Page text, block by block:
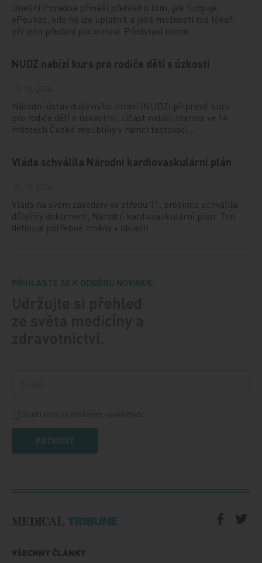
Dnešní Poradna přináší přehled o tom, jak funguje
ePoukaz, kde ho lze uplatnit a jaké možnosti má lékař
při jeho předání pacientovi. Představí mimo…
NUDZ nabízí kurs pro rodiče dětí s úzkostí
Národní ústav duševního zdraví (NUDZ) připravil kurs
pro rodiče dětí s úzkostmi. Účast nabízí zdarma ve 14
městech České republiky v rámci testovací…
Vláda schválila Národní kardiovaskulární plán
Vláda na svém zasedání ve středu 11. prosince schválila
důležitý dokument, Národní kardiovaskulární plán. Ten
definuje potřebné změny v oblasti…
PŘIHLASTE SE K ODBĚRU NOVINEK.
POTVRDIT
VŠECHNY ČLÁNKY